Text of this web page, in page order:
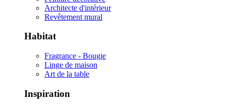
Architecte d'intérieur
Revêtement mural
Habitat
Fragrance - Bougie
Linge de maison
Art de la table
Inspiration